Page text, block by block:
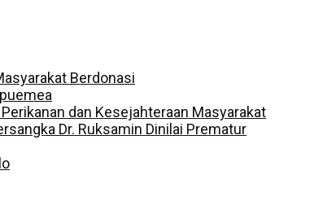
Berdonasi
dan Kesejahteraan Masyarakat
Dr. Ruksamin Dinilai Prematur